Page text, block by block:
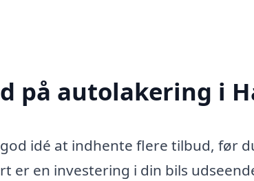
på autolakering i
idé at indhente flere tilbud, før
en investering i din bils